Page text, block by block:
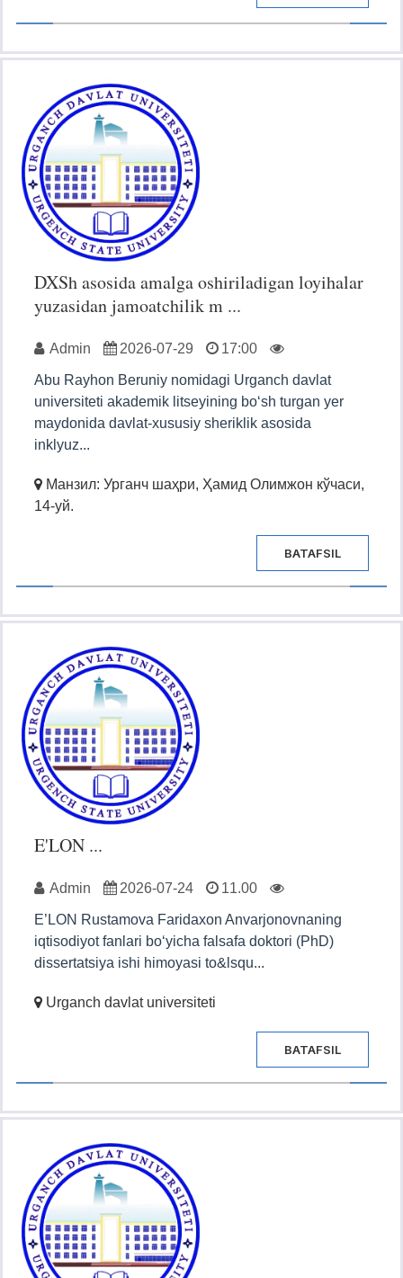
DXSh asosida amalga oshiriladigan loyihalar
yuzasidan jamoatchilik m ...
Admin 2026-07-29 17:00
Abu Rayhon Beruniy nomidagi Urganch davlat
universiteti akademik litseyining bo‘sh turgan yer
maydonida davlat-xususiy sheriklik asosida
inklyuz...
Манзил: Урганч шаҳри, Ҳамид Олимжон кўчаси,
14-уй.
BATAFSIL
E'LON ...
Admin 2026-07-24 11.00
E’LON Rustamova Faridaxon Anvarjonovnaning
iqtisodiyot fanlari bo‘yicha falsafa doktori (PhD)
dissertatsiya ishi himoyasi to&lsqu...
Urganch davlat universiteti
BATAFSIL